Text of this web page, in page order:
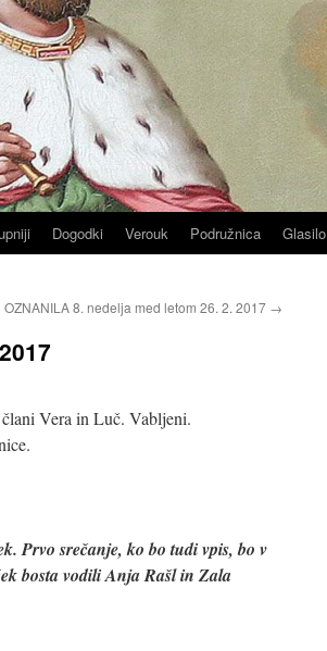
Dogodki Verouk Podružnica
OZNANILA 8. nedelja med letom 26. 2. 2017 →
Vera in Luč. Vabljeni.
Prvo srečanje, ko bo tudi vpis, bo v
bosta vodili Anja Rašl in Zala